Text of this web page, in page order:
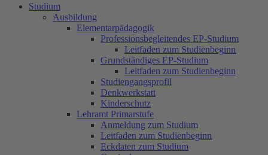
Studium
Ausbildung
Elementarpädagogik
Professionsbegleitendes EP-Studium
Leitfaden zum Studienbeginn
Grundständiges EP-Studium
Leitfaden zum Studienbeginn
Studiengangsprofil
Denkwerkstatt
Kinderschutz
Lehramt Primarstufe
Anmeldung zum Studium
Leitfaden zum Studienbeginn
Eckdaten zum Studium